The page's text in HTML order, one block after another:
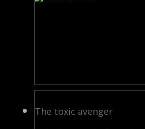
The toxic avenger